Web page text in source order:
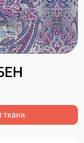
ткани